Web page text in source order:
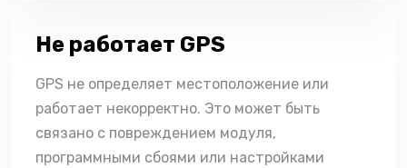
Не работает GPS
GPS не определяет местоположение или
работает некорректно. Это может быть
связано с повреждением модуля,
программными сбоями или настройками